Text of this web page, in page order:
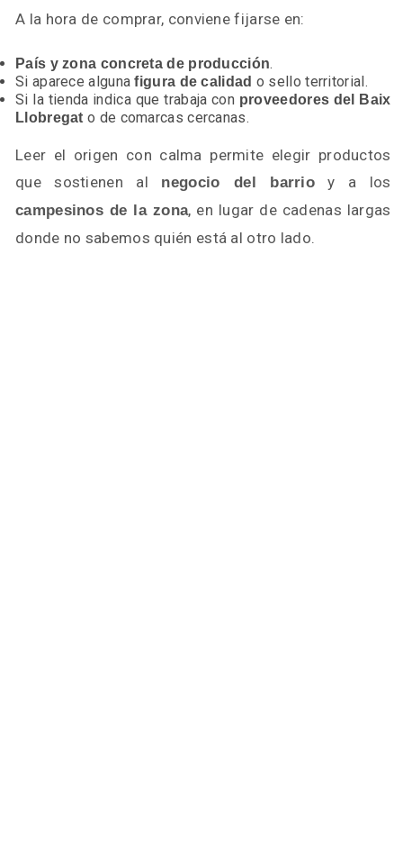
A la hora de comprar, conviene fijarse en:
País y zona concreta de producción.
Si aparece algunafigura de calidad o sello territorial.
Si la tienda indica que trabaja con proveedores del Baix
Llobregat o de comarcas cercanas.
Leer el origen con calma permite elegir productos
que sostienen al negocio del barrio y a los
campesinos de la zona, en lugar de cadenas largas
donde no sabemos quién está al otro lado.